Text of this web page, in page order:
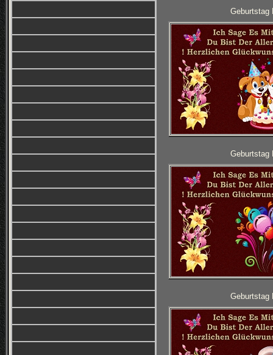
Geburtstag
Geburtstag
Geburtstag